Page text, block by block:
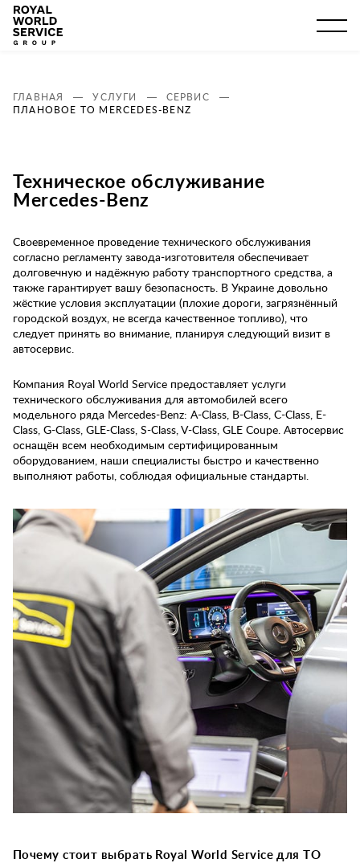
ГЛАВНАЯ УСЛУГИ
СЕРВИС
ПЛАНОВОЕ ТО MERCEDES-BENZ
Техническое обслуживание
Mercedes-Benz
Своевременное проведение технического обслуживания
согласно регламенту завода-изготовителя обеспечивает
долговечную и надёжную работу транспортного средства, а
также гарантирует вашу безопасность. В Украине довольно
жёсткие условия эксплуатации (плохие дороги, загрязнённый
городской воздух, не всегда качественное топливо), что
следует принять во внимание, планируя следующий визит в
автосервис.
Компания Royal World Service предоставляет услуги
технического обслуживания для автомобилей всего
модельного ряда Mercedes-Benz: A-Class, B-Class, C-Class, E-
Class, G-Class, GLE-Class, S-Class, V-Class, GLE Coupe. Автосервис
оснащён всем необходимым сертифицированным
оборудованием, наши специалисты быстро и качественно
выполняют работы, соблюдая официальные стандарты.
Почему стоит выбрать Royal World Service для ТО